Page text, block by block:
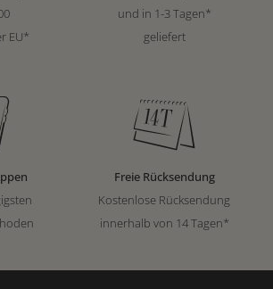
EU*
und in 1-3 Tagen*
geliefert
Freie Rücksendung
Kostenlose Rücksendung
innerhalb von 14 Tagen*